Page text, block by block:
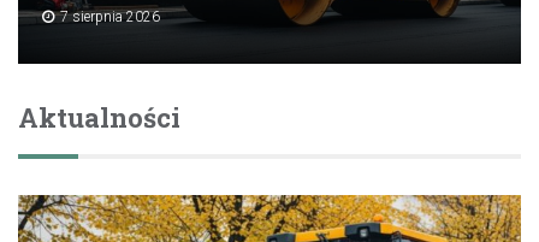
7 sierpnia 2026
Aktualności